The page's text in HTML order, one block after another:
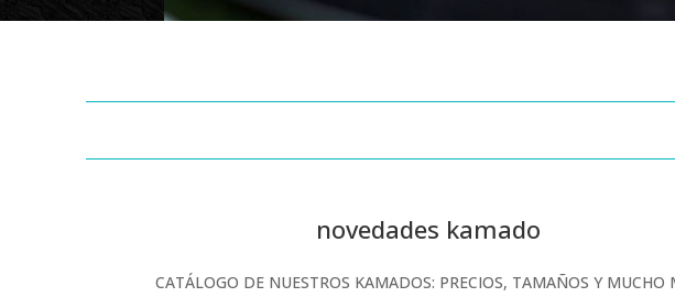
novedades kamado
CATÁLOGO DE NUESTROS KAMADOS: PRECIOS, TAMAÑOS Y MUCHO